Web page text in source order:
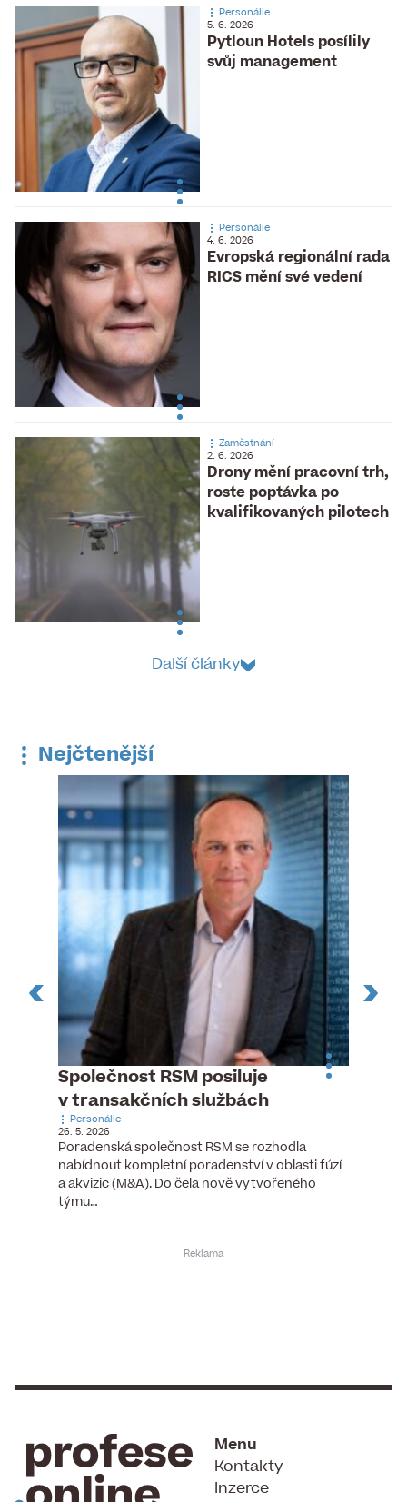
Pytloun Hotels posílily
svůj management
Personálie
5. 6. 2026
Evropská regionální rada
RICS mění své vedení
Personálie
4. 6. 2026
Drony mění pracovní trh,
roste poptávka po
kvalifikovaných pilotech
Zaměstnání
2. 6. 2026
Další články
Nejčtenější
Společnost RSM posiluje
v transakčních službách
Personálie
26. 5. 2026
Poradenská společnost RSM se rozhodla
nabídnout kompletní poradenství v oblasti fúzí
a akvizic (M&A). Do čela nově vytvořeného
týmu…
Menu
Kontakty
Inzerce